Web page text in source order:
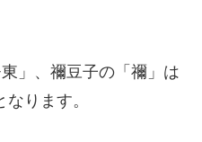
」、禰豆子の「禰」は
ります。